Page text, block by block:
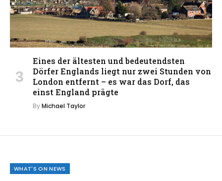
Eines der ältesten und bedeutendsten
Dörfer Englands liegt nur zwei Stunden von
London entfernt – es war das Dorf, das
einst England prägte
ByMichael Taylor
WHAT'S ON NEWS